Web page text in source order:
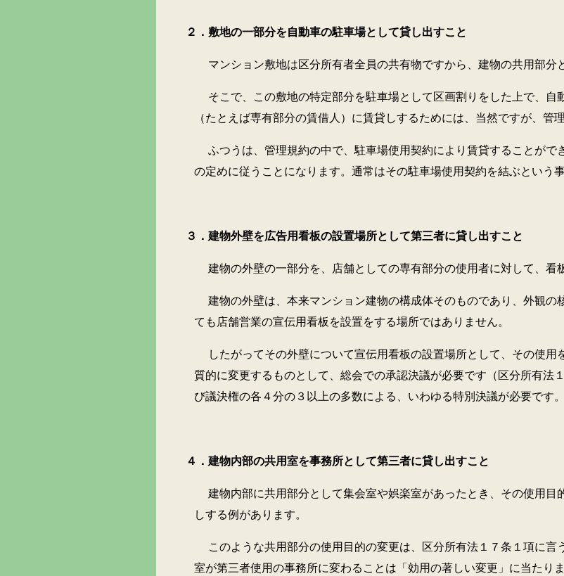
２．敷地の一部分を自動車の駐車場として貸し出すこと
マンション敷地は区分所有者全員の共有物ですから、建物の共用部分と
そこで、この敷地の特定部分を駐車場として区画割りをした上で、自動
（たとえば専有部分の賃借人）に賃貸しするためには、当然ですが、管
ふつうは、管理規約の中で、駐車場使用契約により賃貸することができ
の定めに従うことになります。通常はその駐車場使用契約を結ぶという
３．建物外壁を広告用看板の設置場所として第三者に貸し出すこと
建物の外壁の一部分を、店舗としての専有部分の使用者に対して、看板
建物の外壁は、本来マンション建物の構成体そのものであり、外観の核
ても店舗営業の宣伝用看板を設置をする場所ではありません。
したがってその外壁について宣伝用看板の設置場所として、その使用を
質的に変更するものとして、総会での承認決議が必要です（区分所有法
び議決権の各４分の３以上の多数による、いわゆる特別決議が必要です。
４．建物内部の共用室を事務所として第三者に貸し出すこと
建物内部に共用部分として集会室や娯楽室があったとき、その使用目的
しする例があります。
このような共用部分の使用目的の変更は、区分所有法１７条１項に言う
室が第三者使用の事務所に変わることは「効用の著しい変更」に当たり